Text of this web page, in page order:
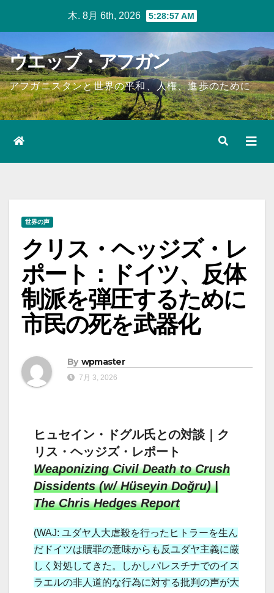
content
木. 8月 6th, 2026 5:28:58 AM
ウエッブ・アフガン
アフガニスタンと世界の平和、人権、進歩のために
世界の声
クリス・ヘッジズ・レ
ポート：ドイツ、反体
制派を弾圧するために
市民の死を武器化
By wpmaster
7月 3, 2026
ヒュセイン・ドグル氏との対談｜ク
リス・ヘッジズ・レポート
Weaponizing Civil Death to Crush
Dissidents (w/ Hüseyin Doğru) |
The Chris Hedges Report
(WAJ: ユダヤ人大虐殺を行ったヒトラーを生ん
だドイツは贖罪の意味からも反ユダヤ主義に厳
しく対処してきた。しかしパレスチナでのイス
ラエルの非人道的な行為に対する批判の声が大